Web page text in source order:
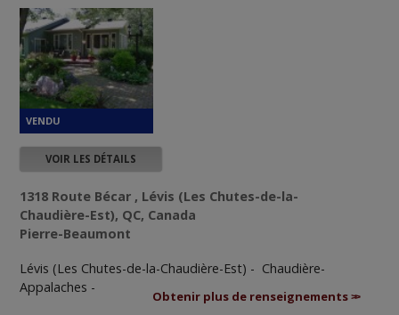
VOIR LES DÉTAILS
1318 Route Bécar , Lévis (Les Chutes-de-la-
Chaudière-Est), QC, Canada
Pierre-Beaumont
Lévis (Les Chutes-de-la-Chaudière-Est) - Chaudière-
Appalaches -
Obtenir plus de renseignements